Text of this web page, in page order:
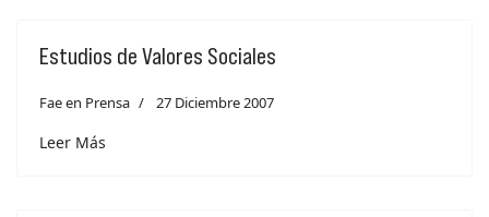
Estudios de Valores Sociales
Fae en Prensa 27 Diciembre 2007
Leer Más